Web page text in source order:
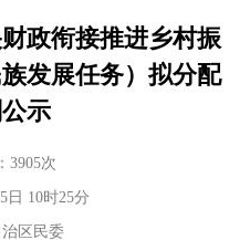
政衔接推进乡村振
发展任务）拟分配
示
3905次
日 10时25分
区民委